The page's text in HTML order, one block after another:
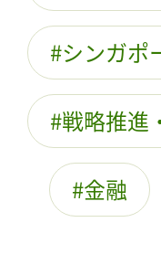
シンガポ
戦略推進
金融